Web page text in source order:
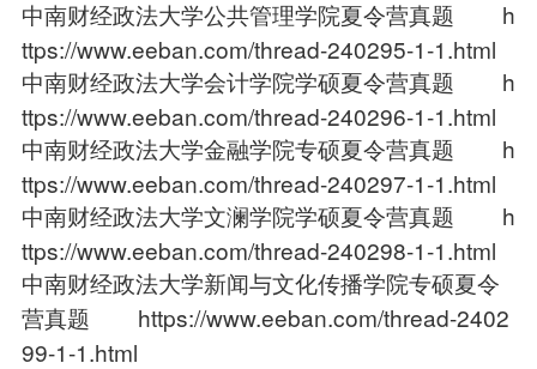
中南财经政法大学公共管理学院夏令营真题 h
ttps://www.eeban.com/thread-240295-1-1.html
中南财经政法大学会计学院学硕夏令营真题 h
ttps://www.eeban.com/thread-240296-1-1.html
中南财经政法大学金融学院专硕夏令营真题 h
ttps://www.eeban.com/thread-240297-1-1.html
中南财经政法大学文澜学院学硕夏令营真题 h
ttps://www.eeban.com/thread-240298-1-1.html
中南财经政法大学新闻与文化传播学院专硕夏令
营真题 https://www.eeban.com/thread-2402
99-1-1.html